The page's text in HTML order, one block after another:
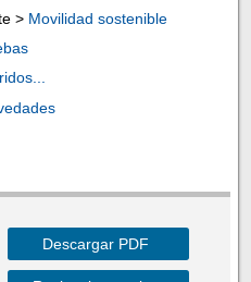
> Movilidad sostenible
Descargar PDF